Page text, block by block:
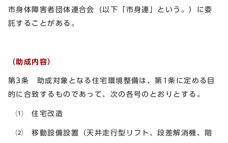
市身体障害者団体連合会（以下「市身連」という。）に委
託することがある。
（助成内容）
第3条 助成対象となる住宅環境整備は、第1条に定める目
的に合致するものであって、次の各号のとおりとする。
⑴ 住宅改造
⑵ 移動設備設置（天井走行型リフト、段差解消機、階